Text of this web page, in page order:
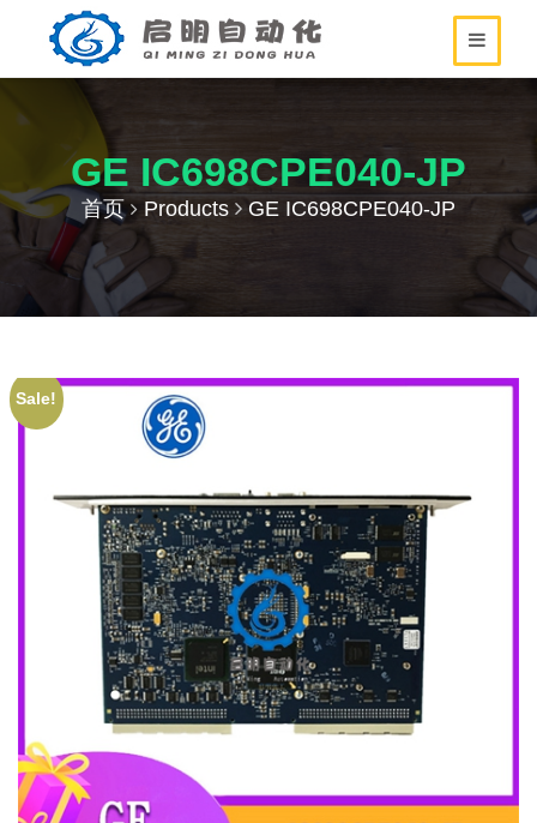
GE IC698CPE040-JP
首页 Products GE IC698CPE040-JP
Sale!